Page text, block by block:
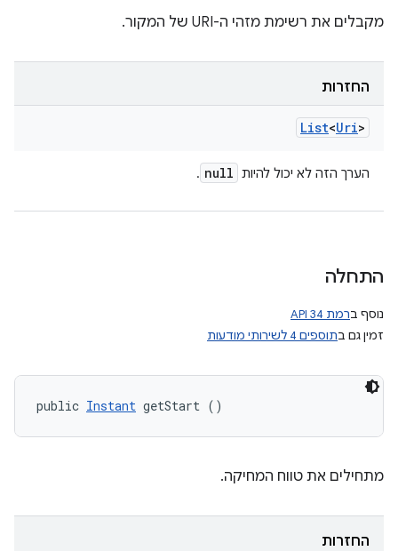
מקבלים את רשימת מזהי ה-URI של המקור.
החזרות
List<Uri>
הערך הזה לא יכול להיות null
.
התחלה
נוסף ברמת API 34
זמין גם בתוספים 4 לשירותי מודעות
public Instant getStart ()
מתחילים את טווח המחיקה.
החזרות